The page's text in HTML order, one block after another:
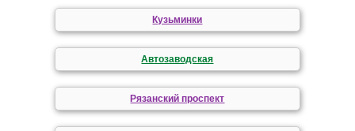
Кузьминки
Автозаводская
Рязанский проспект